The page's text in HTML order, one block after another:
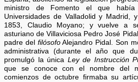
ministro de Fomento el que
Universidades de Valladolid y Madrid,
1853, Claudio Moyano; y vuelve a
asturiano de Villaviciosa Pedro José
padre del filósofoAlejandro Pidal. Son
administrativa (durante el año que
promulgó la única Ley de Instrucción
que se conoce con el nombre del
comienzos de octubre firmaba su